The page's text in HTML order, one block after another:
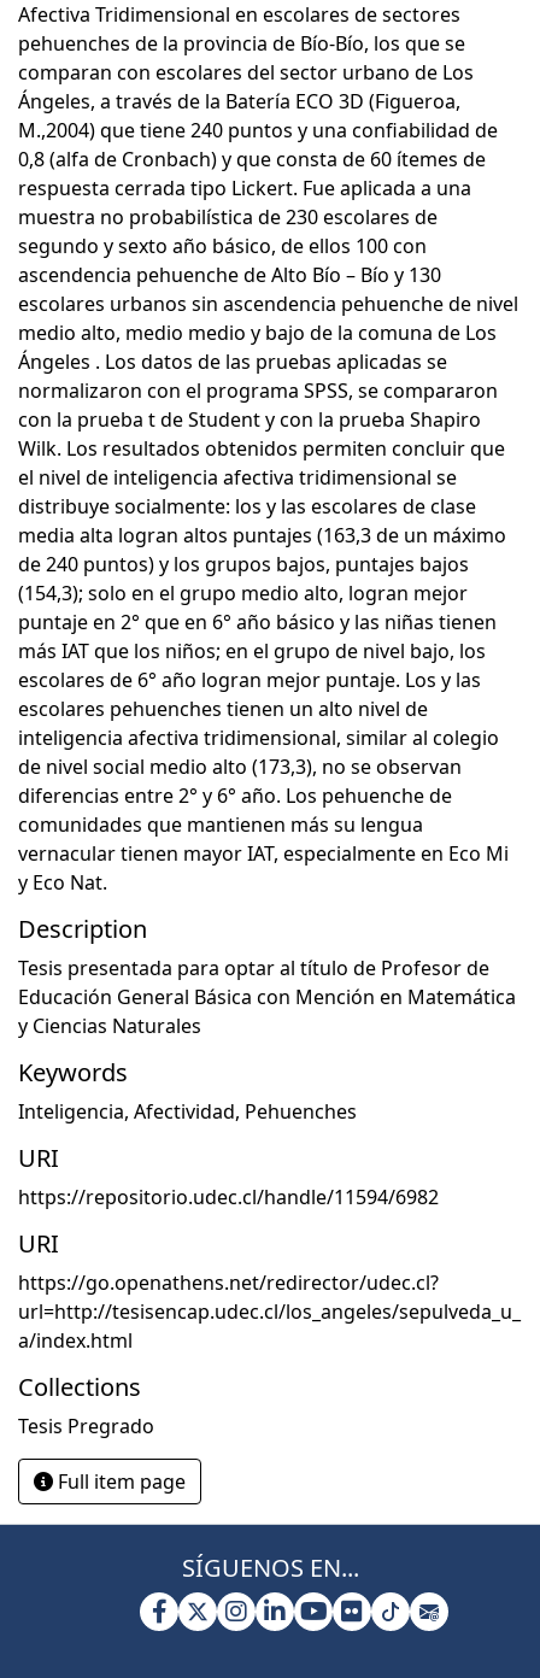
Afectiva Tridimensional en escolares de sectores
pehuenches de la provincia de Bío-Bío, los que se
comparan con escolares del sector urbano de Los
Ángeles, a través de la Batería ECO 3D (Figueroa,
M.,2004) que tiene 240 puntos y una confiabilidad de
0,8 (alfa de Cronbach) y que consta de 60 ítemes de
respuesta cerrada tipo Lickert. Fue aplicada a una
muestra no probabilística de 230 escolares de
segundo y sexto año básico, de ellos 100 con
ascendencia pehuenche de Alto Bío – Bío y 130
escolares urbanos sin ascendencia pehuenche de nivel
medio alto, medio medio y bajo de la comuna de Los
Ángeles . Los datos de las pruebas aplicadas se
normalizaron con el programa SPSS, se compararon
con la prueba t de Student y con la prueba Shapiro
Wilk. Los resultados obtenidos permiten concluir que
el nivel de inteligencia afectiva tridimensional se
distribuye socialmente: los y las escolares de clase
media alta logran altos puntajes (163,3 de un máximo
de 240 puntos) y los grupos bajos, puntajes bajos
(154,3); solo en el grupo medio alto, logran mejor
puntaje en 2° que en 6° año básico y las niñas tienen
más IAT que los niños; en el grupo de nivel bajo, los
escolares de 6° año logran mejor puntaje. Los y las
escolares pehuenches tienen un alto nivel de
inteligencia afectiva tridimensional, similar al colegio
de nivel social medio alto (173,3), no se observan
diferencias entre 2° y 6° año. Los pehuenche de
comunidades que mantienen más su lengua
vernacular tienen mayor IAT, especialmente en Eco Mi
y Eco Nat.
Description
Tesis presentada para optar al título de Profesor de
Educación General Básica con Mención en Matemática
y Ciencias Naturales
Keywords
Inteligencia, Afectividad, Pehuenches
URI
https://repositorio.udec.cl/handle/11594/6982
URI
https://go.openathens.net/redirector/udec.cl?
url=http://tesisencap.udec.cl/los_angeles/sepulveda_u_
a/index.html
Collections
Tesis Pregrado
Full item page
SÍGUENOS EN...